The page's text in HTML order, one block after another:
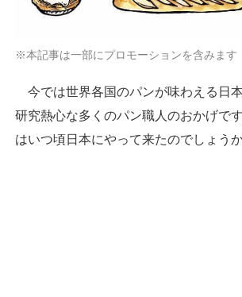
※本記事は一部にプロモーションを含みます
今では世界各国のパンが味わえる日
研究熱心な多くのパン職人のおかげで
はいつ頃日本にやって来たのでしょうか